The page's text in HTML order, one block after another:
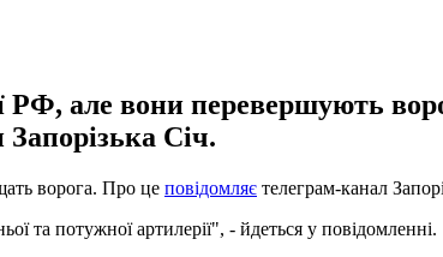
РФ, але вони перевершують
Січ.
ворога. Про це повідомляє телеграм-канал
та потужної артилерії", - йдеться у повідомленні.